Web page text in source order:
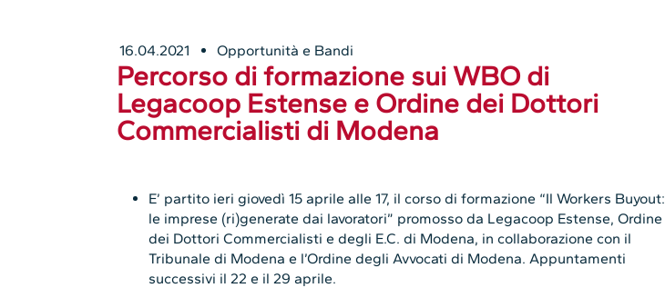
16.04.2021 Opportunità e Bandi
Percorso di formazione sui WBO di
Legacoop Estense e Ordine dei Dottori
Commercialisti di Modena
E’ partito ieri giovedì 15 aprile alle 17, il corso di formazione “Il Workers Buyout:
le imprese (ri)generate dai lavoratori” promosso da Legacoop Estense, Ordine
dei Dottori Commercialisti e degli E.C. di Modena, in collaborazione con il
Tribunale di Modena e l’Ordine degli Avvocati di Modena. Appuntamenti
successivi il 22 e il 29 aprile.